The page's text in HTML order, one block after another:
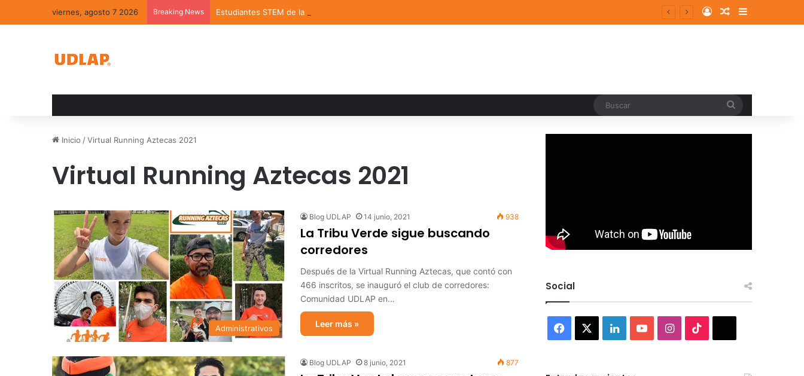
viernes, agosto 7 2026 Breaking News Estudiantes STEM de la UDLAP destacan en el MUTVI 2026 Log InRandom Article
Sidebar
Inicio /Virtual Running Aztecas 2021
Virtual Running Aztecas 2021
Administrativos
Blog UDLAP 14 junio, 2021 938
La Tribu Verde sigue buscando
corredores
Después de la Virtual Running Aztecas, que contó con
466 inscritos, se inauguró el club de corredores:
Comunidad UDLAP en…
Leer más »
Blog UDLAP 8 junio, 2021 877
Social
Facebook LinkedInYouTubeInstagram